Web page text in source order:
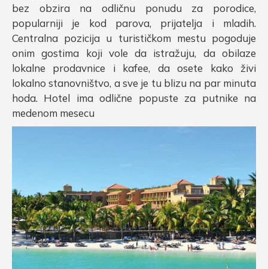
bez obzira na odličnu ponudu za porodice,
popularniji je kod parova, prijatelja i mladih.
Centralna pozicija u turističkom mestu pogoduje
onim gostima koji vole da istražuju, da obilaze
lokalne prodavnice i kafee, da osete kako živi
lokalno stanovništvo, a sve je tu blizu na par minuta
hoda. Hotel ima odlične popuste za putnike na
medenom mesecu